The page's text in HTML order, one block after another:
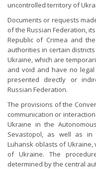
uncontrolled territory of
Documents or requests
of the Russian Federation,
Republic of Crimea and
authorities in certain
Ukraine, which are
and void and have no
presented directly or
Russian Federation.
The provisions of the
communication or
Ukraine in the
Sevastopol, as well as
Luhansk oblasts of
of Ukraine. The
determined by the central